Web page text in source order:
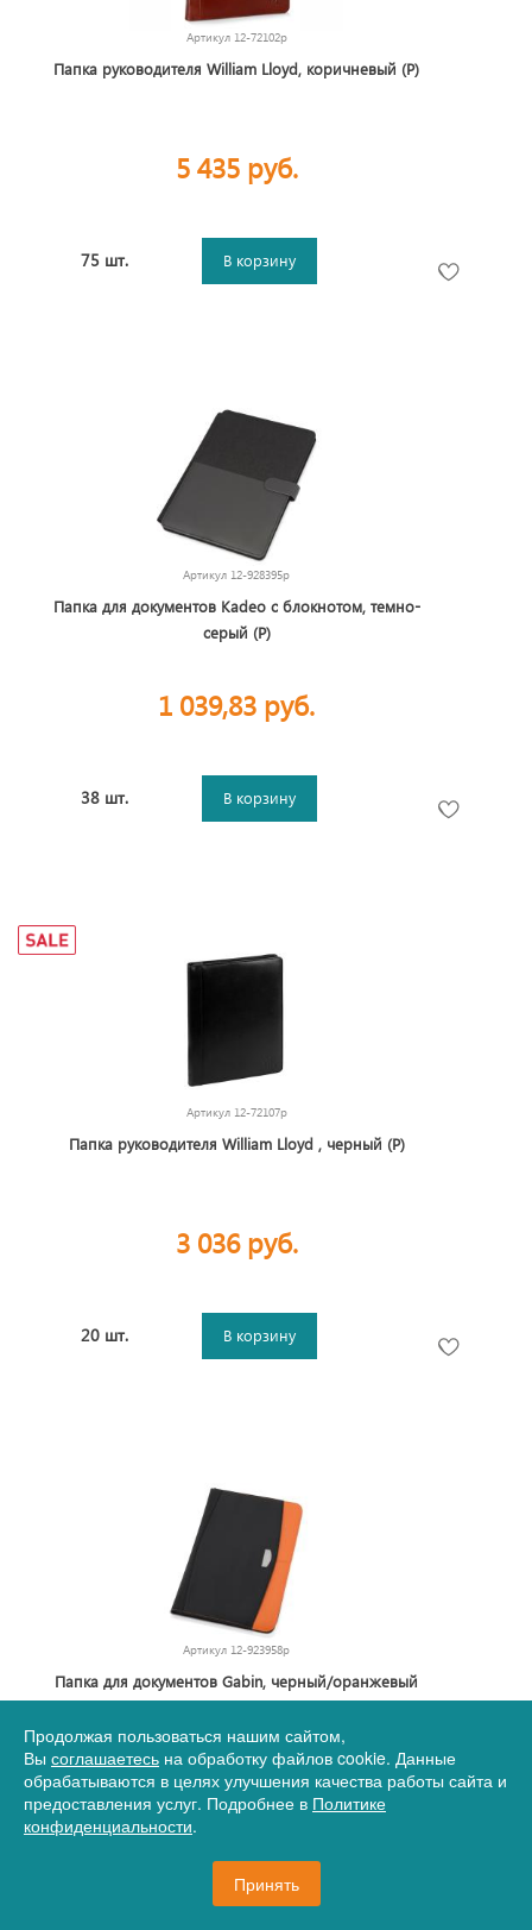
Артикул 12-72102p
Папка руководителя William Lloyd, коричневый (Р)
5 435 руб.
75 шт. В корзину
Артикул 12-928395p
Папка для документов Kadeo с блокнотом, темно-
серый (Р)
1 039,83 руб.
38 шт. В корзину
Артикул 12-72107p
Папка руководителя William Lloyd , черный (Р)
3 036 руб.
20 шт. В корзину
Артикул 12-923958р
Папка для документов Gabin, черный/оранжевый
(Р)
1 439,83 руб.
Продолжая пользоваться нашим сайтом,
Вы соглашаетесь на обработку файлов cookie. Данные
обрабатываются в целях улучшения качества работы сайта и
предоставления услуг. Подробнее в Политике
конфиденциальности.
Принять